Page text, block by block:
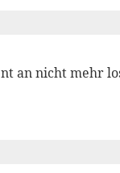
an nicht mehr